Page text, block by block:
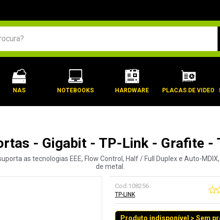
NAS NOTEBOOKS HARDWARE PLACAS DE VIDEO
- Gigabit - TP-Link - Grafite -
as tecnologias EEE, Flow Control, Half / Full Duplex e Auto-
de metal.
Cod.108256
TP-LINK
Produto indisponível > Sem